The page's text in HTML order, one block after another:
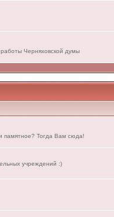
Черняховской думы
памятное? Тогда Вам сюда!
учреждений :)